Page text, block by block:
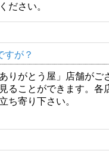
ださい。
すが？
りがとう屋」店舗が
ることができます。
ち寄り下さい。